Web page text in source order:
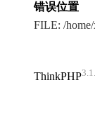
错误位置
FILE: /
ThinkPHP